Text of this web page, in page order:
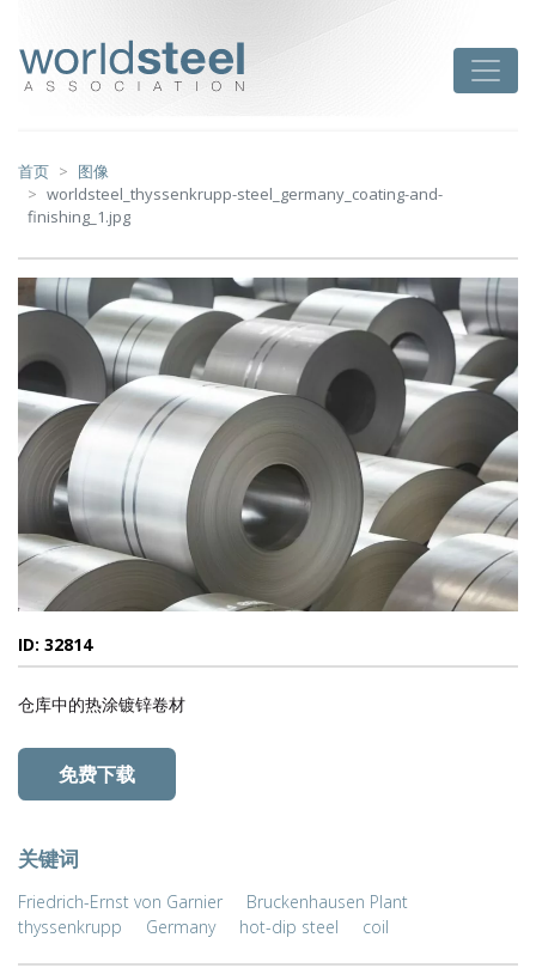
首页
图像
worldsteel_thyssenkrupp-steel_germany_coating-and-
finishing_1.jpg
ID: 32814
仓库中的热涂镀锌卷材
免费下载
关键词
Friedrich-Ernst von Garnier
Bruckenhausen Plant
thyssenkrupp
Germany hot-dip steel coil